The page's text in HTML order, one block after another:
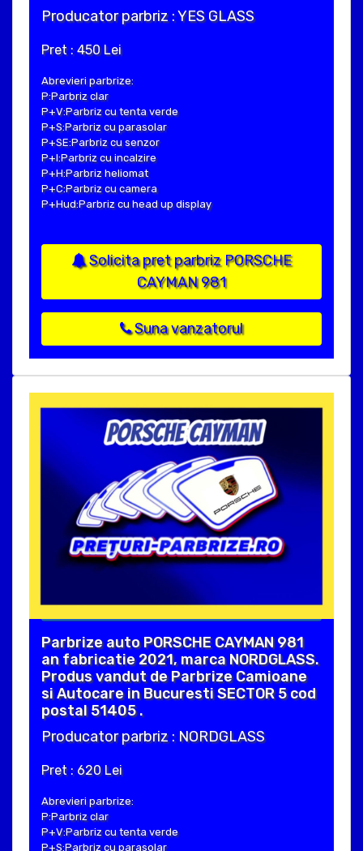
Producator parbriz : YES GLASS
Pret : 450 Lei
Abrevieri parbrize:
P:Parbriz clar
P+V:Parbriz cu tenta verde
P+S:Parbriz cu parasolar
P+SE:Parbriz cu senzor
P+I:Parbriz cu incalzire
P+H:Parbriz heliomat
P+C:Parbriz cu camera
P+Hud:Parbriz cu head up display
Solicita pret parbriz PORSCHE
CAYMAN 981
Suna vanzatorul
Parbrize auto PORSCHE CAYMAN 981
an fabricatie 2021, marca NORDGLASS.
Produs vandut de Parbrize Camioane
si Autocare in Bucuresti SECTOR 5 cod
postal 51405 .
Producator parbriz : NORDGLASS
Pret : 620 Lei
Abrevieri parbrize:
P:Parbriz clar
P+V:Parbriz cu tenta verde
P+S:Parbriz cu parasolar